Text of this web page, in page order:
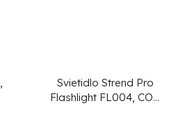
Svietidlo Strend Pro
Flashlight FL004, COB